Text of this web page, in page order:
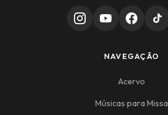
NAVEGAÇÃO
Acervo
Músicas para Missa